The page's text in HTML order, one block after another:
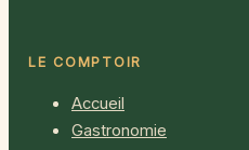
LE COMPTOIR
Accueil
Gastronomie